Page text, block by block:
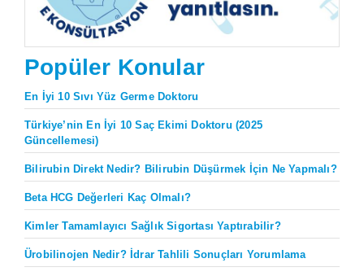
Popüler Konular
En İyi 10 Sıvı Yüz Germe Doktoru
Türkiye’nin En İyi 10 Saç Ekimi Doktoru (2025
Güncellemesi)
Bilirubin Direkt Nedir? Bilirubin Düşürmek İçin Ne Yapmalı?
Beta HCG Değerleri Kaç Olmalı?
Kimler Tamamlayıcı Sağlık Sigortası Yaptırabilir?
Ürobilinojen Nedir? İdrar Tahlili Sonuçları Yorumlama